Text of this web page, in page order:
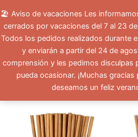
🏖️ Aviso de vacaciones Les
cerrados por vacaciones del 7 al 23
Todos los pedidos realizados durante
y enviarán a partir del 24 de
comprensión y les pedimos disculpas
pueda ocasionar. ¡Muchas
deseamos un feliz
al
contenido
Acceder